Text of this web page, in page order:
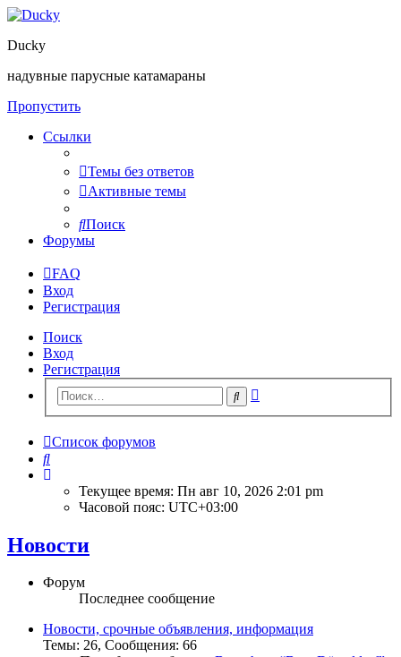
Ducky
надувные парусные катамараны
Пропустить
Ссылки
Темы без ответов
Активные темы
Поиск
Форумы
FAQ
Вход
Регистрация
Поиск
Вход
Регистрация
Поиск
Список форумов
Поиск
Текущее время: Пн авг 10, 2026 2:01 pm
Часовой пояс: UTC+03:00
Новости
Форум
Последнее сообщение
Новости, срочные объявления, информация
Темы: 26, Сообщения: 66